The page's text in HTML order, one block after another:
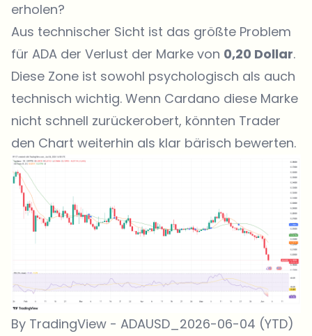
erholen?
Aus technischer Sicht ist das größte Problem
für ADA der Verlust der Marke von 0,20 Dollar.
Diese Zone ist sowohl psychologisch als auch
technisch wichtig. Wenn Cardano diese Marke
nicht schnell zurückerobert, könnten Trader
den Chart weiterhin als klar bärisch bewerten.
By TradingView - ADAUSD_2026-06-04 (YTD)